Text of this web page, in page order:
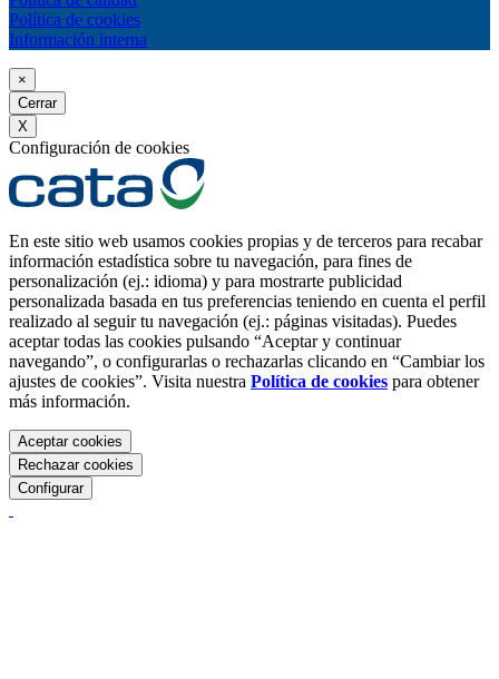
Política de cookies
Información interna
×
Cerrar
X
Configuración de cookies
En este sitio web usamos cookies propias y de terceros para recabar
información estadística sobre tu navegación, para fines de
personalización (ej.: idioma) y para mostrarte publicidad
personalizada basada en tus preferencias teniendo en cuenta el perfil
realizado al seguir tu navegación (ej.: páginas visitadas). Puedes
aceptar todas las cookies pulsando “Aceptar y continuar
navegando”, o configurarlas o rechazarlas clicando en “Cambiar los
ajustes de cookies”. Visita nuestra Política de cookies para obtener
más información.
Aceptar cookies
Rechazar cookies
Configurar